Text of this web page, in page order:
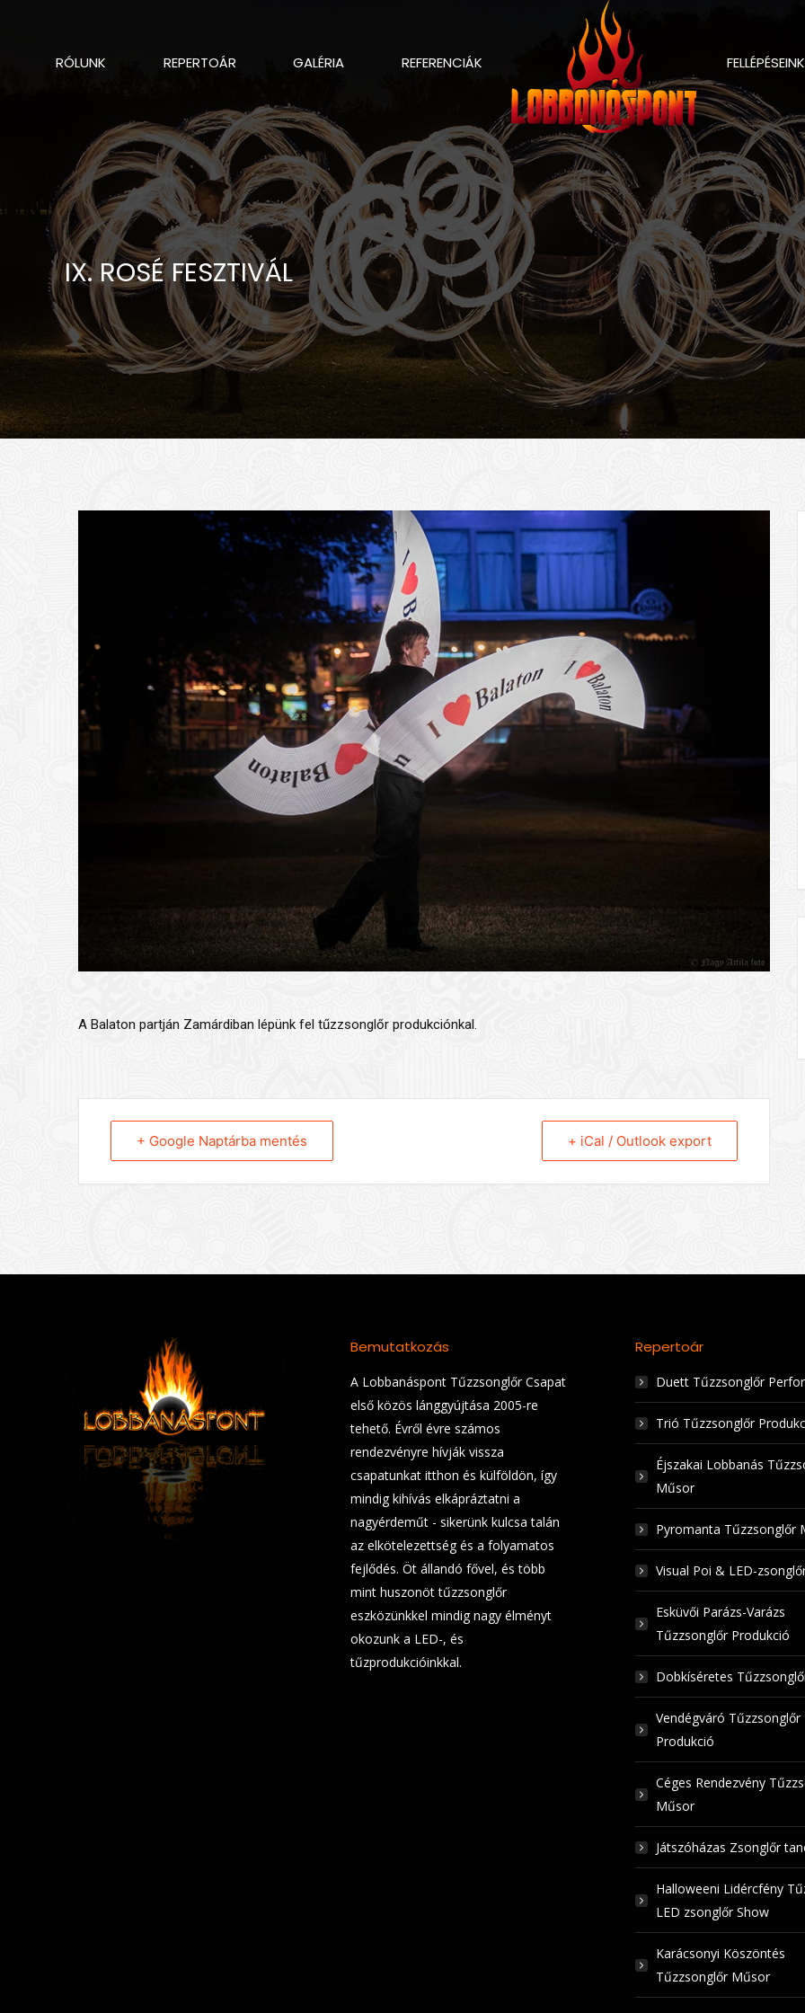
RÓLUNK REPERTOÁR GALÉRIA REFERENCIÁK FELLÉPÉSEINK
IX. ROSÉ FESZTIVÁL
A Balaton partján Zamárdiban lépünk fel tűzzsonglőr produkciónkal.
+ Google Naptárba mentés + iCal / Outlook export
Bemutatkozás
A Lobbanáspont Tűzzsonglőr Csapat
első közös lánggyújtása 2005-re
tehető. Évről évre számos
rendezvényre hívják vissza
csapatunkat itthon és külföldön, így
mindig kihívás elkápráztatni a
nagyérdeműt - sikerünk kulcsa talán
az elkötelezettség és a folyamatos
fejlődés. Öt állandó fővel, és több
mint huszonöt tűzzsonglőr
eszközünkkel mindig nagy élményt
okozunk a LED-, és
tűzprodukcióinkkal.
Repertoár
Duett Tűzzsonglőr
Trió Tűzzsonglőr
Éjszakai Lobbanás
Műsor
Pyromanta Tűzzsonglőr
Visual Poi & LED-
Esküvői Parázs-Varázs
Tűzzsonglőr Produkció
Dobkíséretes
Vendégváró Tűzzsonglőr
Produkció
Céges Rendezvény
Műsor
Játszóházas Zsonglőr
Halloweeni Lidércfény
LED zsonglőr Show
Karácsonyi Köszöntés
Tűzzsonglőr Műsor